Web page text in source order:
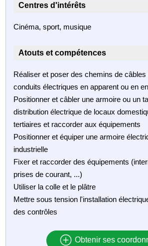
Centres d'intérêts
Cinéma, sport, musique
Atouts et compétences
Réaliser et poser des chemins de câbles
conduits électriques en apparent ou en
Positionner et câbler une armoire ou un
distribution électrique de locaux
tertiaires et raccorder aux équipements
Positionner et équiper une armoire
industrielle
Fixer et raccorder des équipements
prises de courant, ...)
Utiliser la colle et le plâtre
Mettre sous tension l'installation
des contrôles
Obtenir ses